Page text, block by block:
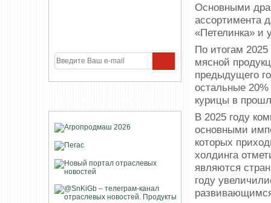
Основными
ассортимента
«Петелинка» и
По итогам
мясной
предыдущего
остальные
курицы в
В 2025 году
основными
которых
холдинга
являются
году